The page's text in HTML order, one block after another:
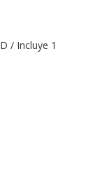
/ Incluye 1